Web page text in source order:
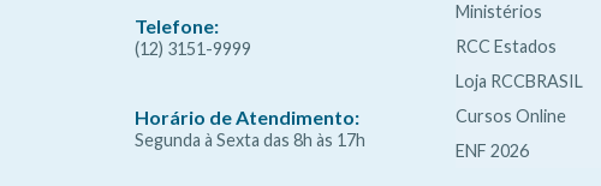
Telefone:
(12) 3151-9999
Horário de Atendimento:
Segunda à Sexta das 8h às 17h
Ministérios
RCC Estados
Loja RCCBRASIL
Cursos Online
ENF 2026